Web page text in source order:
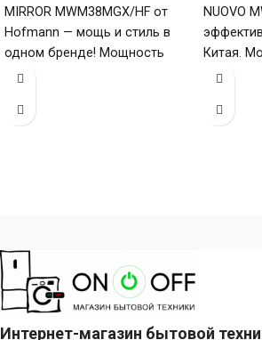
MIRROR MWM38MGX/HF от
Hofmann — мощь и стиль в
одном бренде! Мощность
900/1000 Вт и объем 38
NUOVO
Китая.
Интернет-магазин бытовой